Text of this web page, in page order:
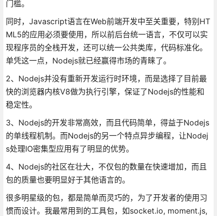
门槛。
同时，Javascript语言在Web前端开发中至关重要，特别HT
ML5的应用必须要使用，所以前后台统一语言，不仅可以实
现程序员的全栈开发，还可以统一公共类库，代码标准化。
单凭这一点，Nodejs就已经赢得市场的青睐了。
2、Nodejs并没有重新开发运行时环境，而是选择了目前最
快的浏览器内核V8做为执行引擎，保证了Nodejs的性能和
稳定性。
3、Nodejs的开发非常高效，而且代码简单，得益于Nodejs
的单线程机制。而Nodejs的另一个特点异步编程，让Nodej
s处理IO密集型应用有了明显的优势。
4、Nodejs的社区在壮大，不仅包的数量在快速增加，而且
包的质量也要明显好于其他语言的。
很多明星级的包，都是简单而灵巧的，为了开发者的使用习
惯而设计。我最常用到的工具包，如socket.io, moment.js,